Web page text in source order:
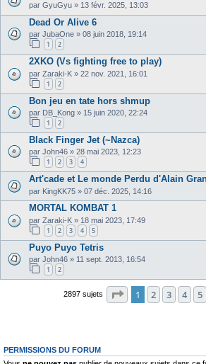
par GyuGyu » 13 févr. 2025, 13:03
Dead Or Alive 6
par JubaOne » 08 juin 2018, 19:14
1 2
2XKO (Vs fighting free to play)
par Zaraki-K » 22 nov. 2021, 16:01
1 2
Bon jeu en tate hors shmup
par DB_Kong » 15 juin 2020, 22:24
1 2
Black Finger Jet (~Nazca)
par John46 » 28 mai 2023, 12:23
1 2 3 4
Art'cade et Le monde Perdu d'Alain
par KingKK75 » 07 déc. 2025, 14:16
MORTAL KOMBAT 1
par Zaraki-K » 18 mai 2023, 17:49
1 2 3 4 5
Puyo Puyo Tetris
par John46 » 11 sept. 2013, 16:54
1 2
2897 sujets Page 1sur58
1 2 3 4 5
PERMISSIONS DU FORUM